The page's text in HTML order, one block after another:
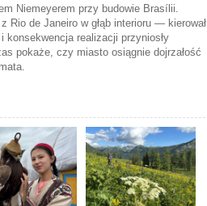
Niemeyerem przy budowie Brasílii.
de Janeiro w głąb interioru — kierował
konsekwencja realizacji przyniosły
pokaże, czy miasto osiągnie dojrzałość